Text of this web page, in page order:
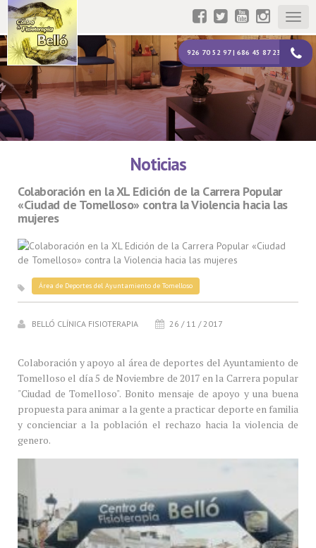
926 70 52 97 | 686 45 87 23
Noticias
Colaboración en la XL Edición de la Carrera Popular
«Ciudad de Tomelloso» contra la Violencia hacia las
mujeres
Área de Deportes del Ayuntamiento de Tomelloso
BELLÓ CLÍNICA FISIOTERAPIA 26 / 11 / 2017
Colaboración y apoyo al área de deportes del Ayuntamiento de
Tomelloso el día 5 de Noviembre de 2017 en la Carrera popular
"Ciudad de Tomelloso". Bonito mensaje de apoyo y una buena
propuesta para animar a la gente a practicar deporte en familia
y concienciar a la población el rechazo hacia la violencia de
genero.